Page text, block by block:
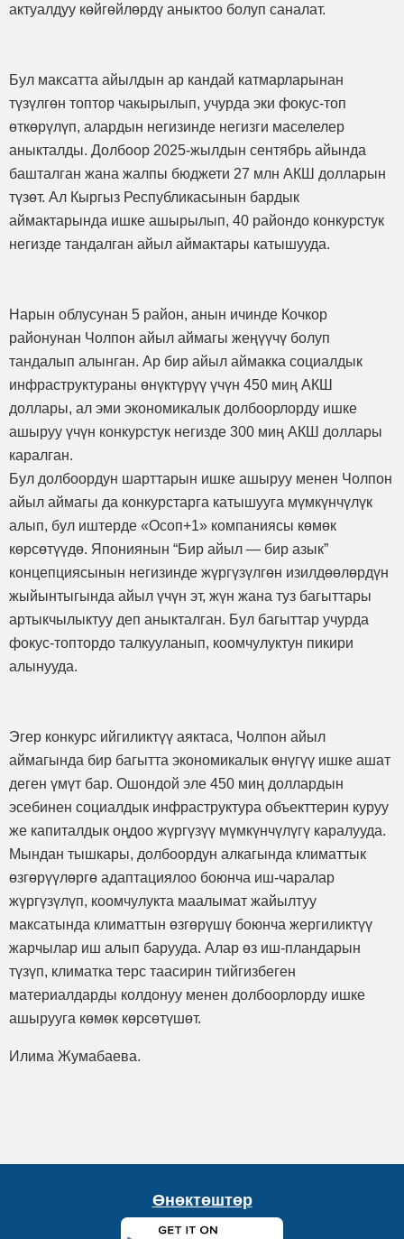
актуалдуу көйгөйлөрдү аныктоо болуп саналат.
Бул максатта айылдын ар кандай катмарларынан
түзүлгөн топтор чакырылып, учурда эки фокус-топ
өткөрүлүп, алардын негизинде негизги маселелер
аныкталды. Долбоор 2025-жылдын сентябрь айында
башталган жана жалпы бюджети 27 млн АКШ долларын
түзөт. Ал Кыргыз Республикасынын бардык
аймактарында ишке ашырылып, 40 райондо конкурстук
негизде тандалган айыл аймактары катышууда.
Нарын облусунан 5 район, анын ичинде Кочкор
районунан Чолпон айыл аймагы жеңүүчү болуп
тандалып алынган. Ар бир айыл аймакка социалдык
инфраструктураны өнүктүрүү үчүн 450 миң АКШ
доллары, ал эми экономикалык долбоорлорду ишке
ашыруу үчүн конкурстук негизде 300 миң АКШ доллары
каралган.
Бул долбоордун шарттарын ишке ашыруу менен Чолпон
айыл аймагы да конкурстарга катышууга мүмкүнчүлүк
алып, бул иштерде «Осоп+1» компаниясы көмөк
көрсөтүүдө. Япониянын “Бир айыл — бир азык”
концепциясынын негизинде жүргүзүлгөн изилдөөлөрдүн
жыйынтыгында айыл үчүн эт, жүн жана туз багыттары
артыкчылыктуу деп аныкталган. Бул багыттар учурда
фокус-топтордо талкууланып, коомчулуктун пикири
алынууда.
Эгер конкурс ийгиликтүү аяктаса, Чолпон айыл
аймагында бир багытта экономикалык өнүгүү ишке ашат
деген үмүт бар. Ошондой эле 450 миң доллардын
эсебинен социалдык инфраструктура объекттерин куруу
же капиталдык оңдоо жүргүзүү мүмкүнчүлүгү каралууда.
Мындан тышкары, долбоордун алкагында климаттык
өзгөрүүлөргө адаптациялоо боюнча иш-чаралар
жүргүзүлүп, коомчулукта маалымат жайылтуу
максатында климаттын өзгөрүшү боюнча жергиликтүү
жарчылар иш алып барууда. Алар өз иш-пландарын
түзүп, климатка терс таасирин тийгизбеген
материалдарды колдонуу менен долбоорлорду ишке
ашырууга көмөк көрсөтүшөт.
Илима Жумабаева.
Өнөктөштөр